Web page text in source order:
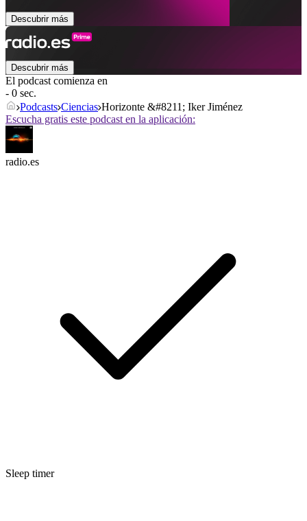
Descubrir más
Descubrir más
El podcast comienza en
- 0 sec.
Podcasts Ciencias Horizonte &#8211; Iker Jiménez
Escucha gratis este podcast en la aplicación:
radio.es
Sleep timer